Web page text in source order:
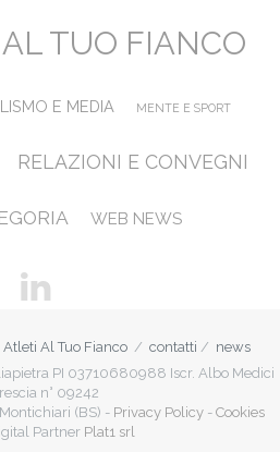
TUO FIANCO
E MEDIA MENTE E SPORT
RELAZIONI E CONVEGNI
WEB NEWS
Atleti Al Tuo Fianco contatti
news
PI 03710680988 Iscr. Albo Medici
n° 09242
(BS) - Privacy Policy- Cookies
Partner Plat1 srl